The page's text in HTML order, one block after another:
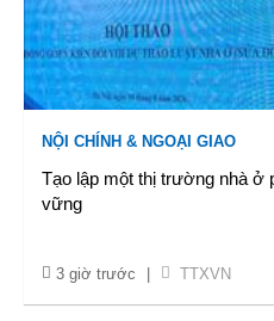
NỘI CHÍNH & NGOẠI GIAO
Tạo lập một thị trường nhà ở
vững
3 giờ trước TTXVN